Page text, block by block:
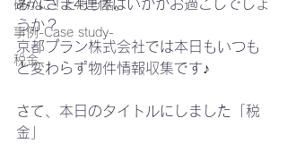
確かに！と思う話。
事例-Case study-
税金
みなさま4連休はいかがお過ごしでしょ
うか？
京都プラン株式会社では本日もいつも
と変わらず物件情報収集です♪
さて、本日のタイトルにしました「税
金」